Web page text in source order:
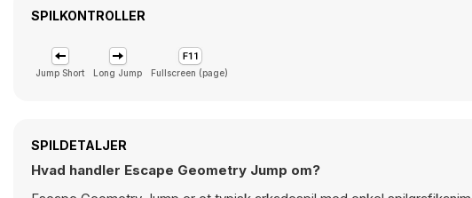
SPILKONTROLLER
Jump Short Long Jump Fullscreen (page)
SPILDETALJER
Hvad handler Escape Geometry Jump om?